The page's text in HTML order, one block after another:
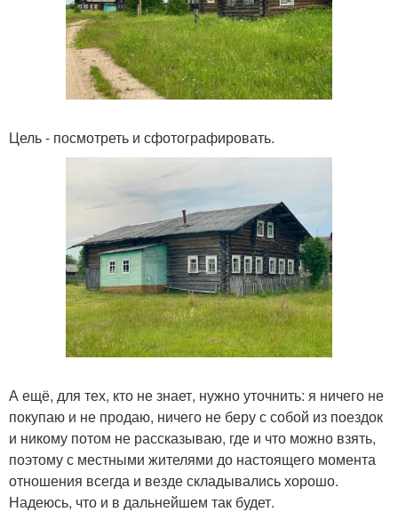
Цель - посмотреть и сфотографировать.
А ещё, для тех, кто не знает, нужно уточнить: я ничего не
покупаю и не продаю, ничего не беру с собой из поездок
и никому потом не рассказываю, где и что можно взять,
поэтому с местными жителями до настоящего момента
отношения всегда и везде складывались хорошо.
Надеюсь, что и в дальнейшем так будет.